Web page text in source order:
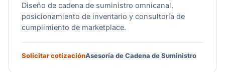
Diseño de cadena de suministro omnicanal,
posicionamiento de inventario y consultoría de
cumplimiento de marketplace.
Solicitar cotizaciónAsesoría de Cadena de Suministro